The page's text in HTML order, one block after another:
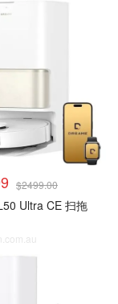
$2499.00
Ultra CE 扫拖